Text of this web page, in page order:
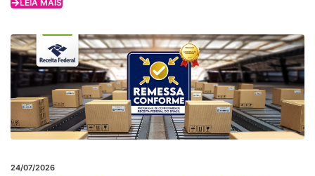
LEIA MAIS
24/07/2026